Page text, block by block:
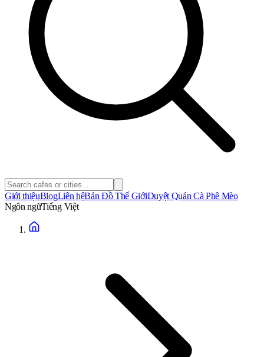
Giới thiệuBlogLiên hệBản Đồ Thế GiớiDuyệt Quán Cà Phê Mèo
Ngôn ngữTiếng Việt